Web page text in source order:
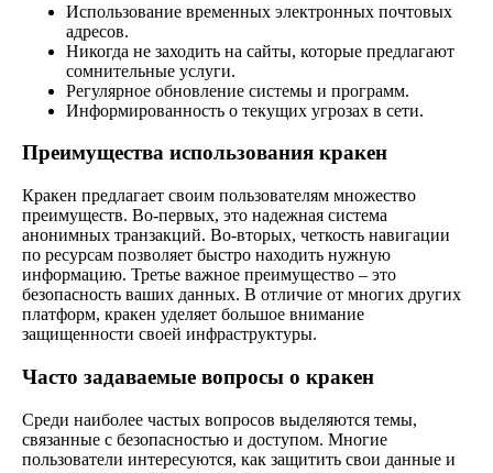
Использование временных электронных почтовых
адресов.
Никогда не заходить на сайты, которые предлагают
сомнительные услуги.
Регулярное обновление системы и программ.
Информированность о текущих угрозах в сети.
Преимущества использования кракен
Кракен предлагает своим пользователям множество
преимуществ. Во-первых, это надежная система
анонимных транзакций. Во-вторых, четкость навигации
по ресурсам позволяет быстро находить нужную
информацию. Третье важное преимущество – это
безопасность ваших данных. В отличие от многих других
платформ, кракен уделяет большое внимание
защищенности своей инфраструктуры.
Часто задаваемые вопросы о кракен
Среди наиболее частых вопросов выделяются темы,
связанные с безопасностью и доступом. Многие
пользователи интересуются, как защитить свои данные и